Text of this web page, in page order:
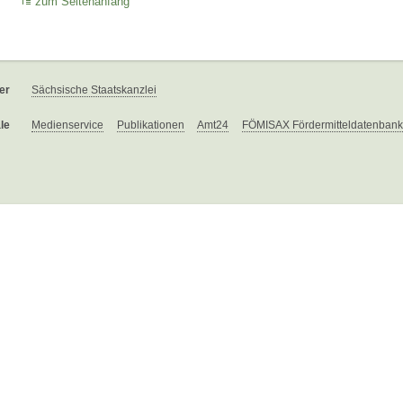
Sächsische Staatskanzlei
Medienservice Publikationen Amt24 FÖMISAX Fördermitteldatenbank